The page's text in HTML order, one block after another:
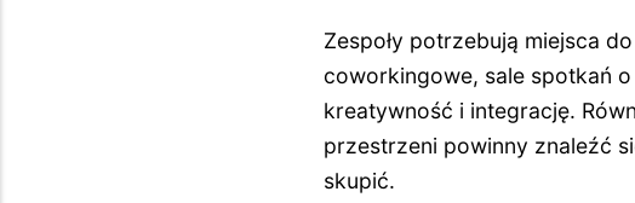
Zespoły potrzebują miejsca
coworkingowe, sale spotkań
kreatywność i integrację.
przestrzeni powinny znaleźć
skupić.